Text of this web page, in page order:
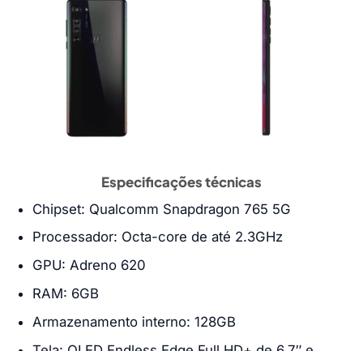
Especificações técnicas
Chipset: Qualcomm Snapdragon 765 5G
Processador: Octa-core de até 2.3GHz
GPU: Adreno 620
RAM: 6GB
Armazenamento interno: 128GB